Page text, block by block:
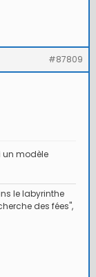
#87809
un modèle
le labyrinthe
des fées",